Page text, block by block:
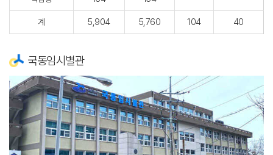
계 5,904 5,760 104 40
국동임시별관